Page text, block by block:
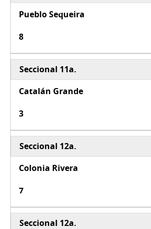
Pueblo Sequeira
8
Seccional 11a.
Catalán Grande
3
Seccional 12a.
Colonia Rivera
7
Seccional 12a.